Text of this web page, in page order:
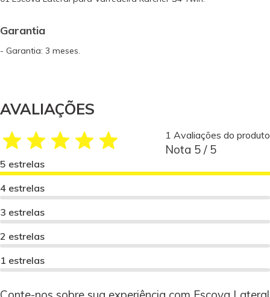
Garantia
- Garantia: 3 meses.
AVALIAÇÕES
1 Avaliações do produto
Nota 5 / 5
5 estrelas
4 estrelas
3 estrelas
2 estrelas
1 estrelas